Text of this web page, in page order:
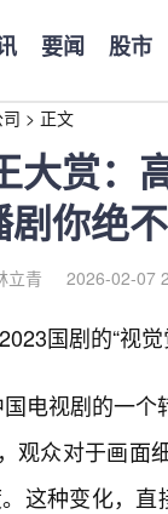
要闻 股市
> 正文
大赏：
你绝
立青 2026-02-07
国剧的“视觉
电视剧的一
观众对于画
这种变化，